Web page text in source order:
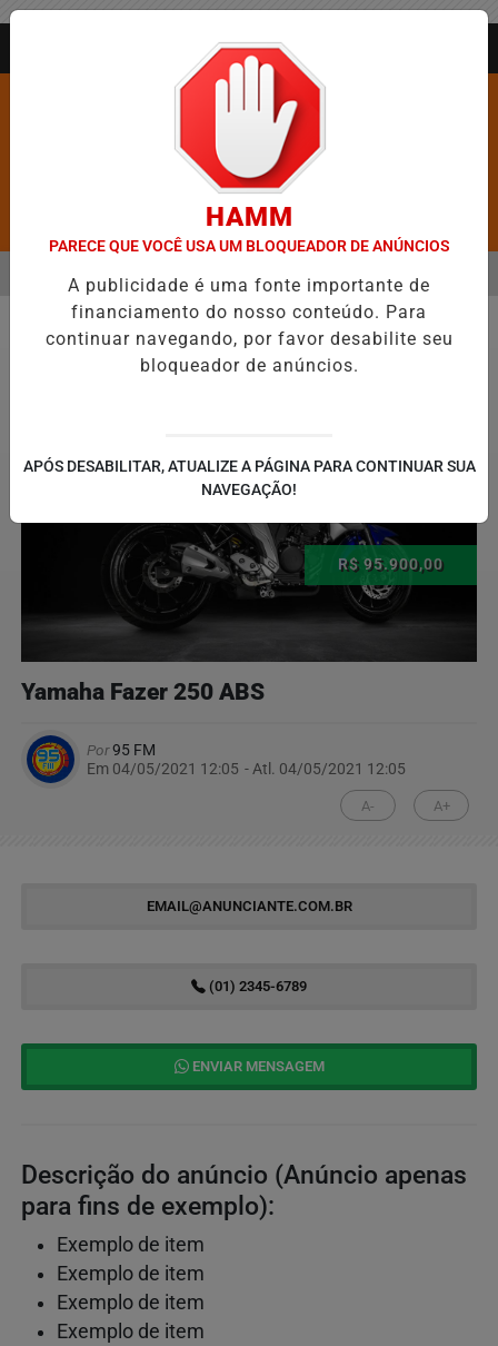
Pesquisar Notícia
EM JEQUIÉ E REFORÇA PROGRAMAÇÃO COM THALLES
EM ALTA
MENU
Motos
R$ 95.900,00
Yamaha Fazer 250 ABS
Por95 FM
Em 04/05/2021 12:05 - Atl. 04/05/2021 12:05
A- A+
EMAIL@ANUNCIANTE.COM.BR
(01) 2345-6789
ENVIAR MENSAGEM
Descrição do anúncio (Anúncio apenas
para fins de exemplo):
Exemplo de item
Exemplo de item
Exemplo de item
Exemplo de item
HAMM
PARECE QUE VOCÊ USA UM BLOQUEADOR DE ANÚNCIOS
A publicidade é uma fonte importante de
financiamento do nosso conteúdo. Para
continuar navegando, por favor desabilite seu
bloqueador de anúncios.
APÓS DESABILITAR, ATUALIZE A PÁGINA PARA CONTINUAR SUA
NAVEGAÇÃO!